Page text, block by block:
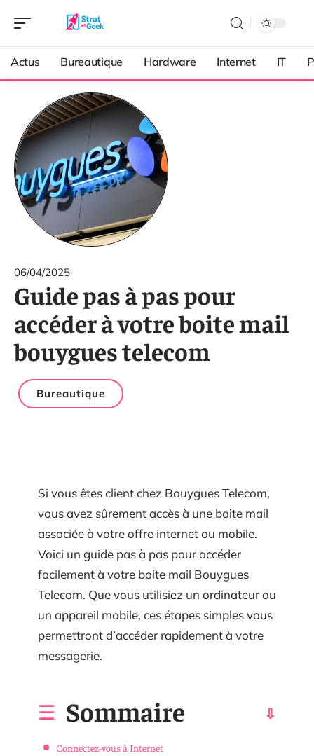
Actus Bureautique Hardware Internet IT
06/04/2025
Guide pas à pas pour
accéder à votre boite mail
bouygues telecom
Bureautique
Si vous êtes client chez Bouygues Telecom,
vous avez sûrement accès à une boite mail
associée à votre offre internet ou mobile.
Voici un guide pas à pas pour accéder
facilement à votre boite mail Bouygues
Telecom. Que vous utilisiez un ordinateur ou
un appareil mobile, ces étapes simples vous
permettront d’accéder rapidement à votre
messagerie.
Sommaire
Connectez-vous à Internet